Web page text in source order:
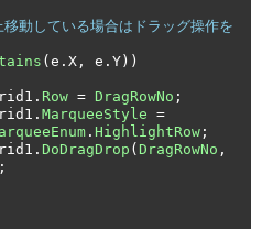
動している場合はドラッグ操作を
( e . X , e . Y ))
. Row = DragRowNo ;
. MarqueeStyle =
. HighlightRow ;
. DoDragDrop ( DragRowNo ,